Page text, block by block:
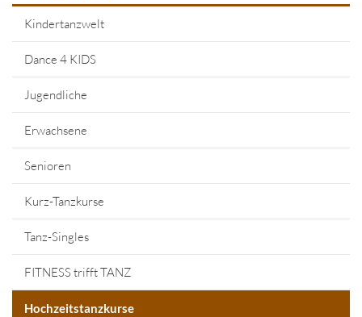
Kindertanzwelt
Dance 4 KIDS
Jugendliche
Erwachsene
Senioren
Kurz-Tanzkurse
Tanz-Singles
FITNESS trifft TANZ
Hochzeitstanzkurse